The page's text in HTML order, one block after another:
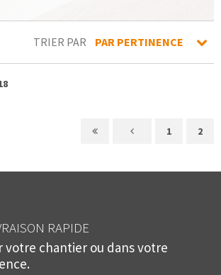
TRIER PAR PAR PERTINENCE
1 2
RAPIDE
votre chantier ou dans votre